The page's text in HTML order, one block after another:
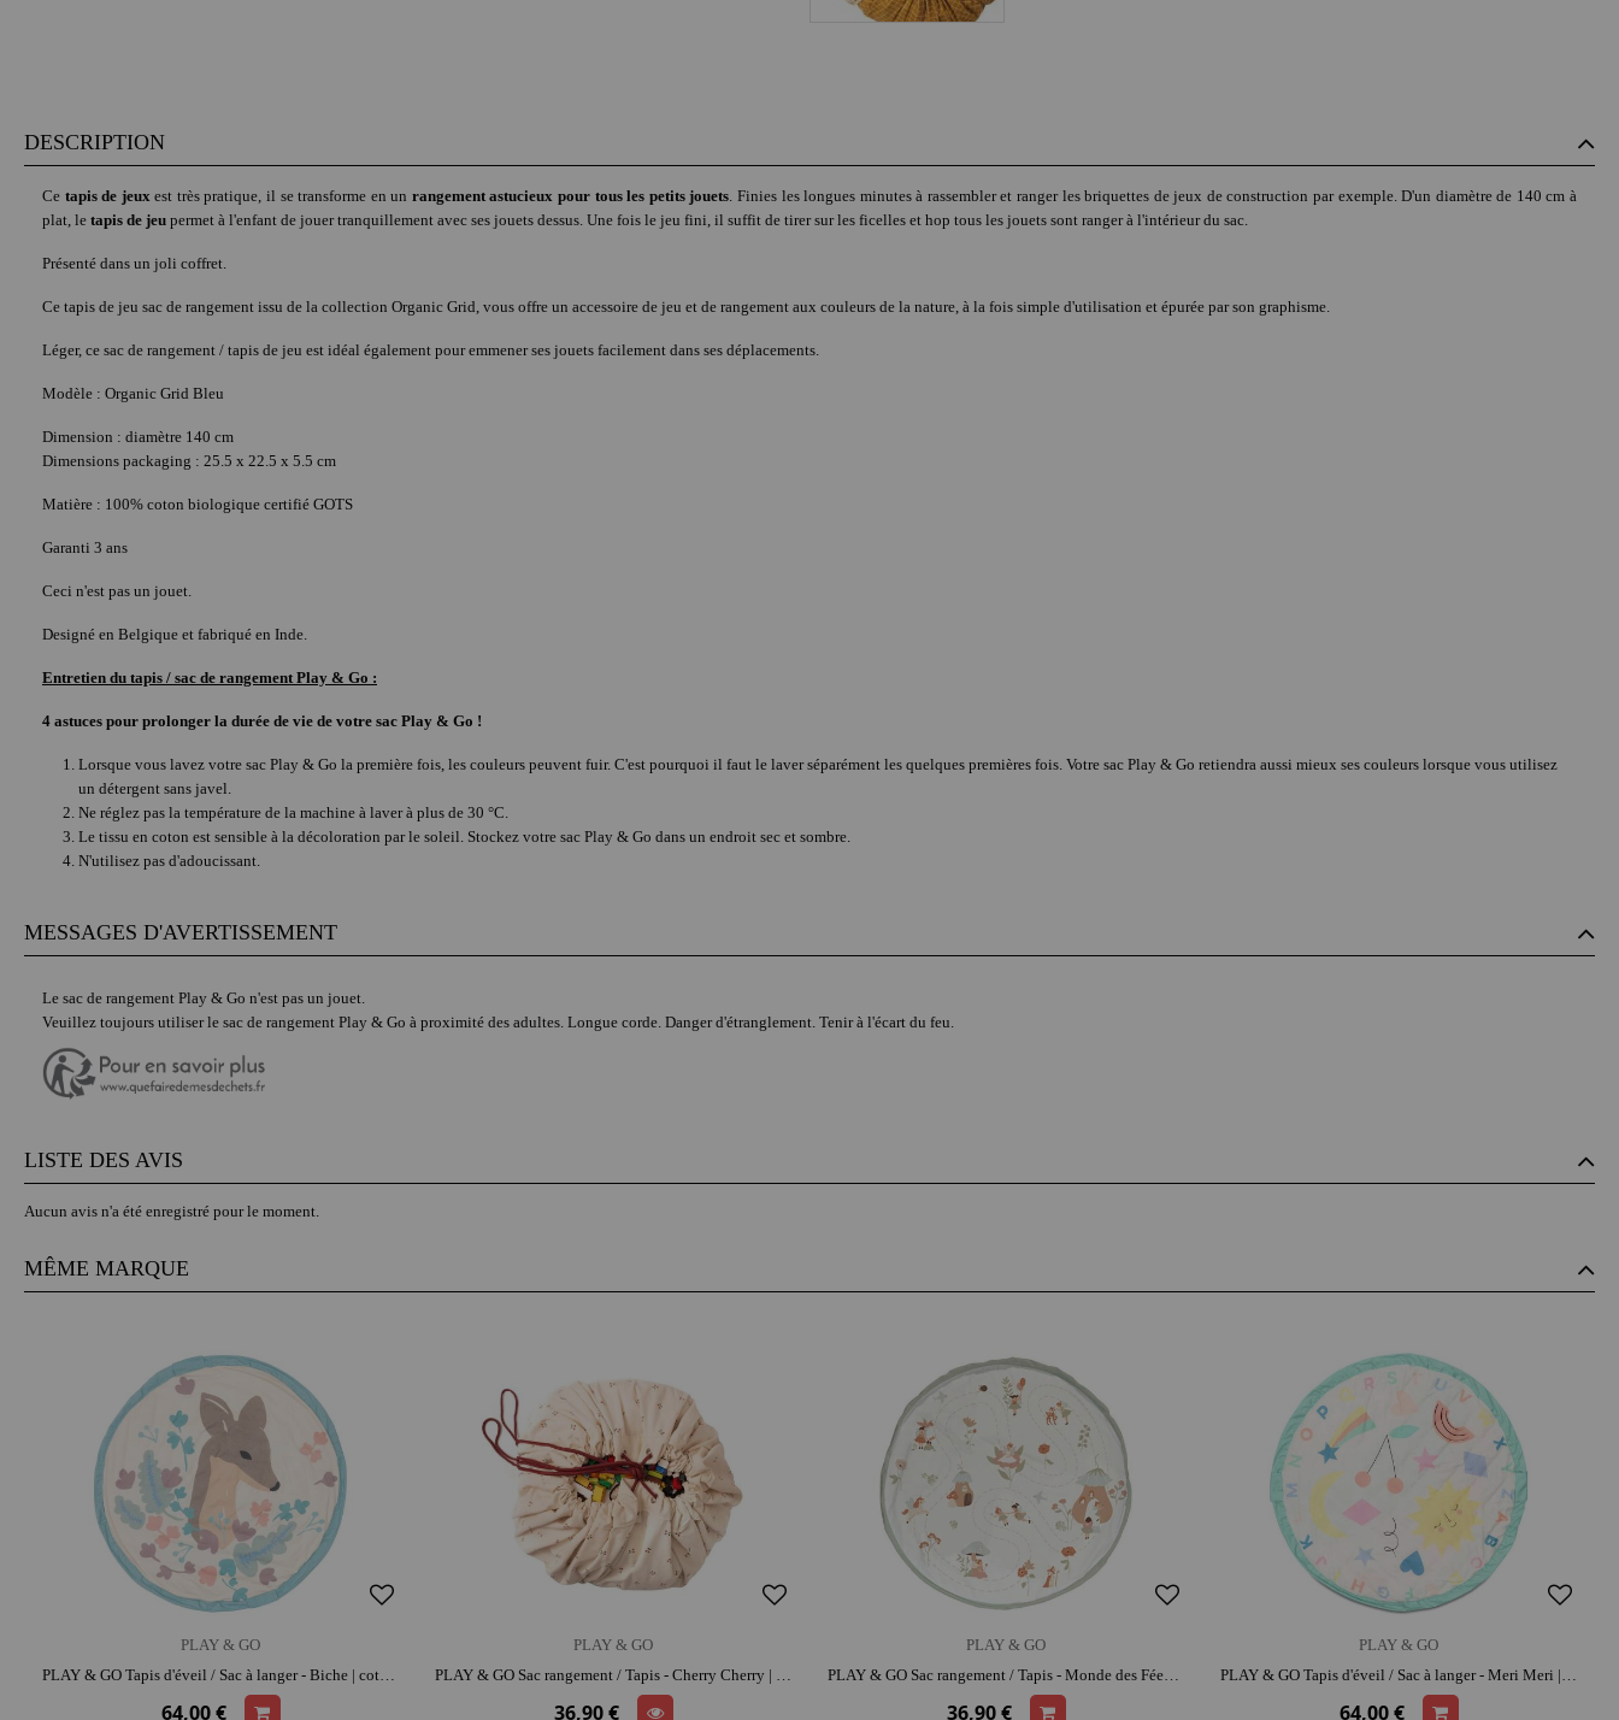
DESCRIPTION
Ce tapis de jeuxest très pratique, il se transforme en un rangement astucieux pour tous les petits jouets. Finies les longues minutes à rassembler et ranger les briquettes de jeux de construction par exemple. D'un diamètre de 140 cm à
plat, le tapis de jeu permet à l'enfant de jouer tranquillement avec ses jouets dessus. Une fois le jeu fini, il suffit de tirer sur les ficelles et hop tous les jouets sont ranger à l'intérieur du sac.
Présenté dans un joli coffret.
Ce tapis de jeu sac de rangement issu de la collection Organic Grid, vous offre un accessoire de jeu et de rangement aux couleurs de la nature, à la fois simple d'utilisation et épurée par son graphisme.
Léger, ce sac de rangement / tapis de jeu est idéal également pour emmener ses jouets facilement dans ses déplacements.
Modèle : Organic Grid Bleu
Dimension : diamètre 140 cm
Dimensions packaging : 25.5 x 22.5 x 5.5 cm
Matière : 100% coton biologique certifié GOTS
Garanti 3 ans
Ceci n'est pas un jouet.
Designé en Belgique et fabriqué en Inde.
Entretien du tapis / sac de rangement Play & Go :
4 astuces pour prolonger la durée de vie de votre sac Play & Go !
Lorsque vous lavez votre sac Play & Go la première fois, les couleurs peuvent fuir. C'est pourquoi il faut le laver séparément les quelques premières fois. Votre sac Play & Go retiendra aussi mieux ses couleurs lorsque vous utilisez
un détergent sans javel.
Ne réglez pas la température de la machine à laver à plus de 30 °C.
Le tissu en coton est sensible à la décoloration par le soleil. Stockez votre sac Play & Go dans un endroit sec et sombre.
N'utilisez pas d'adoucissant.
MESSAGES D'AVERTISSEMENT
Le sac de rangement Play & Go n'est pas un jouet.
Veuillez toujours utiliser le sac de rangement Play & Go à proximité des adultes. Longue corde. Danger d'étranglement. Tenir à l'écart du feu.
LISTE DES AVIS
Aucun avis n'a été enregistré pour le moment.
MÊME MARQUE
PLAY & GO
PLAY & GO Tapis d'éveil / Sac à langer - Biche | coton | espace de jeu confortable | range-jouets malin
64,00 €
PLAY & GO
PLAY & GO Sac rangement / Tapis - Cherry Cherry | coton | range-jouets malin
36,90 €
PLAY & GO
PLAY & GO Sac rangement / Tapis - Monde des Fées | coton | range-jouets malin
36,90 €
PLAY & GO
PLAY & GO Tapis d'éveil / Sac à langer - Meri Meri | coton | espace de jeu confortable | range-jouets malin
64,00 €